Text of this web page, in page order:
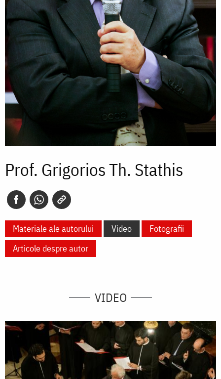
Prof. Grigorios Th. Stathis
Materiale ale autorului Video
Fotografii
Articole despre autor
VIDEO